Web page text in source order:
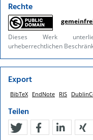
Rechte
Dieses Werk
urheberrechtlichen
Export
BibTeX EndNote RIS
Teilen